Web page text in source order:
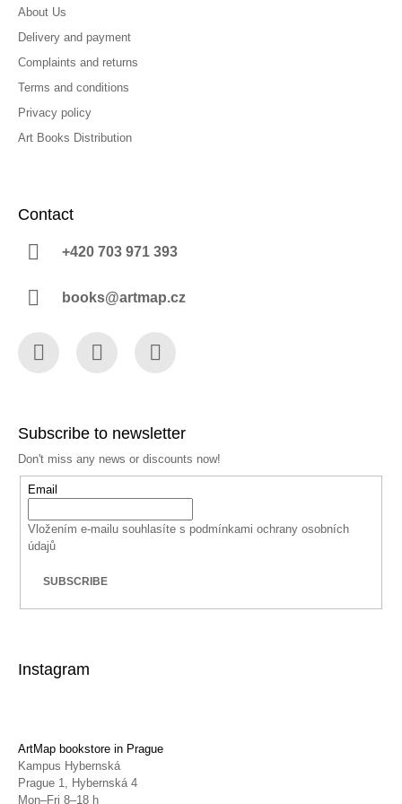
About Us
Delivery and payment
Complaints and returns
Terms and conditions
Privacy policy
Art Books Distribution
Contact
+420 703 971 393
books@artmap.cz
Subscribe to newsletter
Don't miss any news or discounts now!
Email
Vložením e-mailu souhlasíte s podmínkami ochrany osobních
údajů
SUBSCRIBE
Instagram
ArtMap bookstore in Prague
Kampus Hybernská
Prague 1, Hybernská 4
Mon–Fri 8–18 h